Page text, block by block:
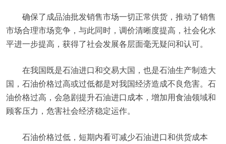
确保了成品油批发销售市场一切正常供货，推动了销售
市场合理市场竞争，与此同时，调价清晰度提高，社会化水
平进一步提高，获得了社会发展各层面毫无疑问和认可。
在我国既是石油进口和交易大国，也是石油生产制造大
国，石油价格过高或过低都是对我国经济造成不良危害。石
油价格过高，会急剧提升石油进口成本，增加用食油领域和
顾客压力，危害社会经济稳定运作。
石油价格过低，短期内看可减少石油进口和供货成本